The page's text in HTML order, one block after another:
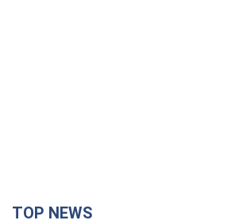
TOP NEWS